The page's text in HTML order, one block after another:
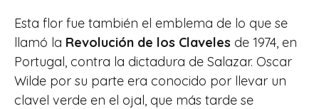
Esta flor fue también el emblema de lo que se
llamó la Revolución de los Claveles de 1974, en
Portugal, contra la dictadura de Salazar. Oscar
Wilde por su parte era conocido por llevar un
clavel verde en el ojal, que más tarde se